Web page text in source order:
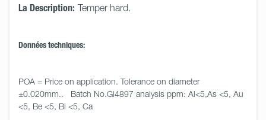
La Description: Temper hard.
Données techniques:
POA = Price on application. Tolerance on diameter
±0.020mm..   Batch No.Gi4897 analysis ppm: Al<5,As <5, Au
<5, Be <5, Bi <5, Ca